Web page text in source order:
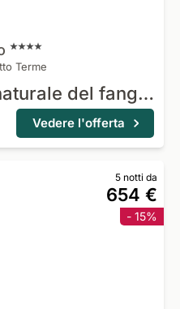
Terme
La forza curativa naturale del fango - 3 giorni di trattamento
Vedere l'offerta
5 notti da
654 €
- 15%